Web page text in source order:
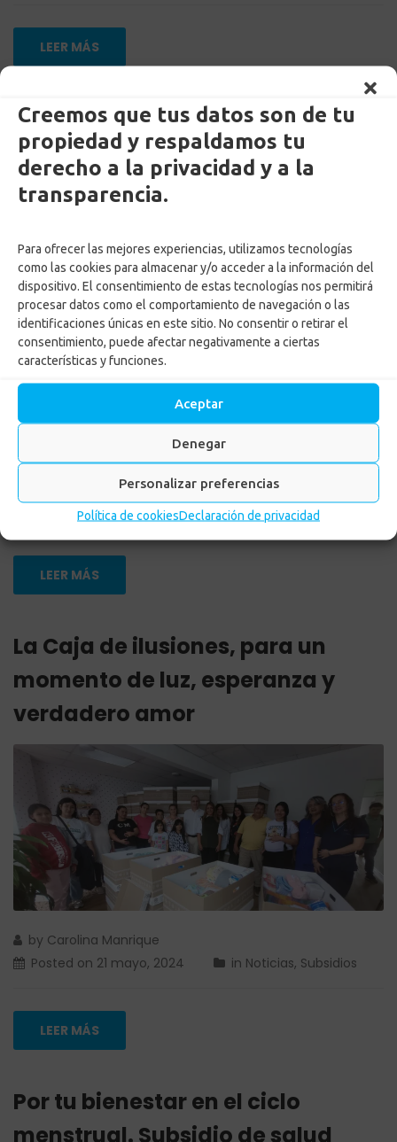
Creemos que tus datos son de tu
propiedad y respaldamos tu
derecho a la privacidad y a la
transparencia.
Para ofrecer las mejores experiencias, utilizamos tecnologías
como las cookies para almacenar y/o acceder a la información del
dispositivo. El consentimiento de estas tecnologías nos permitirá
procesar datos como el comportamiento de navegación o las
identificaciones únicas en este sitio. No consentir o retirar el
consentimiento, puede afectar negativamente a ciertas
características y funciones.
Aceptar
Denegar
Personalizar preferencias
Política de cookiesDeclaración de privacidad
LEER MÁS
Pre asignación subsidio para
computadores 2024. Consulta el
segundo listado y sigue el
Carolina Manrique
Posted on22 mayo, 2024 inNoticias,Subsidios
LEER MÁS
La Caja de ilusiones, para un
momento de luz, esperanza y
verdadero amor
by Carolina Manrique
Posted on 21 mayo, 2024 in Noticias, Subsidios
LEER MÁS
Por tu bienestar en el ciclo
menstrual. Subsidio de salud